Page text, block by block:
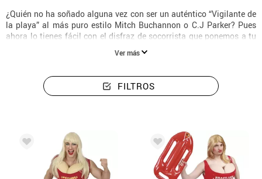
¿Quién no ha soñado alguna vez con ser un auténtico “Vigilante de
la playa” al más puro estilo Mitch Buchannon o C.J Parker? Pues
ahora lo tienes fácil con el disfraz de socorrista que ponemos a tu
aquel que se esté ahogando en las playas de California. Los
web, tanto para Carnaval, como para Halloween o una fiesta de
disfraces convencional. No es de extrañar, ya que son muy
de disfraces de Los Vigilantes de la Playa, además de una gran
variedad de accesorios y complementos para poner la guinda a tu
disfraz, como un salvavidas hinchable que te dará mucho juego,
pelucas de todo tipo, pelotas hinchables, etc. Si buscas un disfraz
Ver más
FILTROS